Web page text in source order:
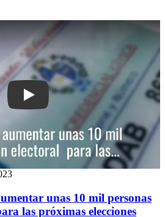
Play: Maldonado podría aumentar
unas 10 mil personas
las próximas elecciones